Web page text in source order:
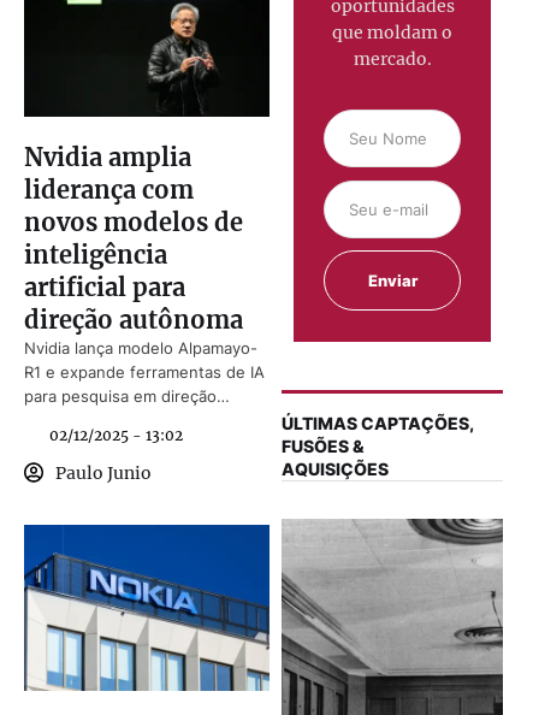
Nvidia amplia
liderança com
novos modelos de
inteligência
artificial para
direção autônoma
Nvidia lança modelo Alpamayo-
R1 e expande ferramentas de IA
para pesquisa em direção
02/12/2025 - 13:02
Paulo Junio
oportunidades
que moldam o
mercado.
ÚLTIMAS CAPTAÇÕES,
FUSÕES &
AQUISIÇÕES